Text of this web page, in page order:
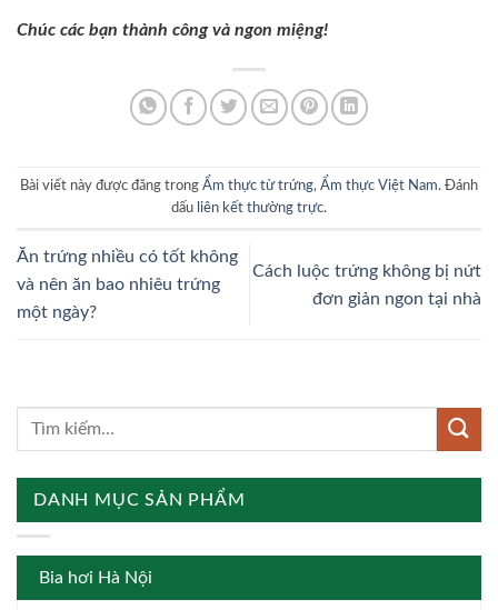
Chúc các bạn thành công và ngon miệng!
Bài viết này được đăng trong Ẩm thực từ trứng, Ẩm thực Việt Nam. Đánh
dấu liên kết thường trực.
Ăn trứng nhiều có tốt không
và nên ăn bao nhiêu trứng
một ngày?
Cách luộc trứng không bị nứt
đơn giản ngon tại nhà
DANH MỤC SẢN PHẨM
Bia hơi Hà Nội